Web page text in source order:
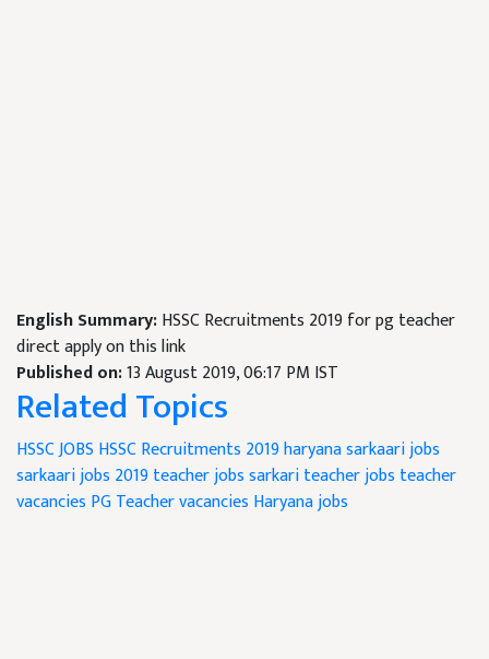
English Summary:HSSC Recruitments 2019 for pg teacher
direct apply on this link
Published on:13 August 2019, 06:17 PM IST
Related Topics
HSSC JOBS HSSC Recruitments 2019haryana sarkaari jobs
sarkaari jobs 2019teacher jobssarkari teacher jobs teacher
vacancies PG Teacher vacancies Haryana jobs